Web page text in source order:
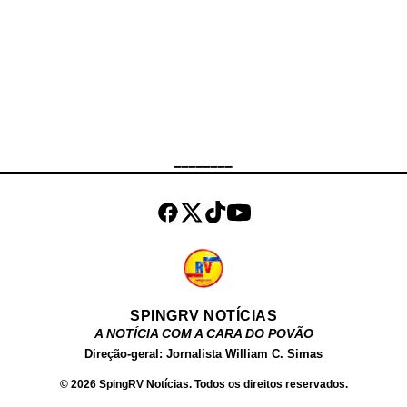
SPINGRV NOTÍCIAS
A NOTÍCIA COM A CARA DO POVÃO
Direção-geral: Jornalista William C. Simas
© 2026 SpingRV Notícias. Todos os direitos reservados.